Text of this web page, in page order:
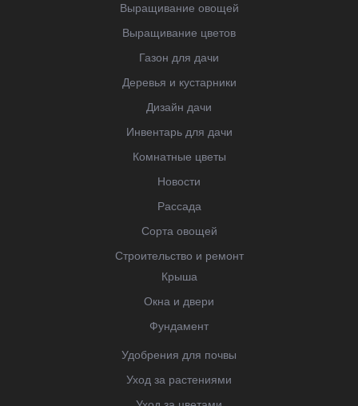
Выращивание овощей
Выращивание цветов
Газон для дачи
Деревья и кустарники
Дизайн дачи
Инвентарь для дачи
Комнатные цветы
Новости
Рассада
Сорта овощей
Строительство и ремонт
Крыша
Окна и двери
Фундамент
Удобрения для почвы
Уход за растениями